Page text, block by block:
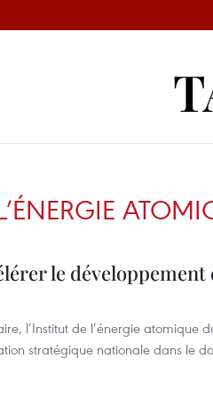
le
l’Institut de l’énergie atomique
stratégique nationale dans le